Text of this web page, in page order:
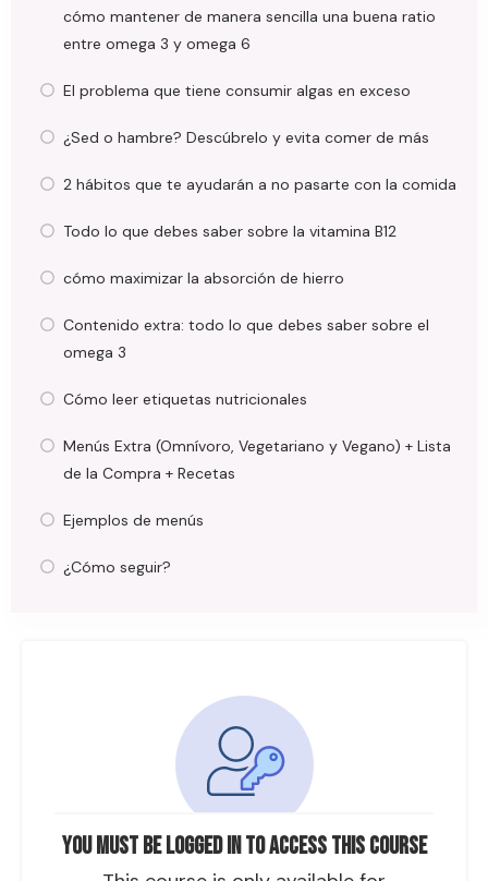
You must be logged in to access this course
cómo mantener de manera sencilla una buena ratio
entre omega 3 y omega 6
El problema que tiene consumir algas en exceso
¿Sed o hambre? Descúbrelo y evita comer de más
2 hábitos que te ayudarán a no pasarte con la comida
Todo lo que debes saber sobre la vitamina B12
cómo maximizar la absorción de hierro
Contenido extra: todo lo que debes saber sobre el
omega 3
Cómo leer etiquetas nutricionales
Menús Extra (Omnívoro, Vegetariano y Vegano) + Lista
de la Compra + Recetas
Ejemplos de menús
¿Cómo seguir?